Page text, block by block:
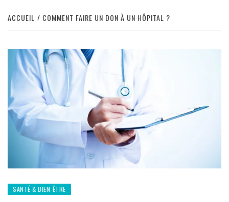
ACCUEIL COMMENT FAIRE UN DON À UN HÔPITAL ?
SANTÉ & BIEN-ÊTRE